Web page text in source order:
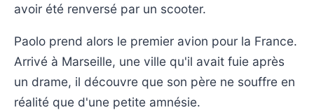
avoir été renversé par un scooter.
Paolo prend alors le premier avion pour la France.
Arrivé à Marseille, une ville qu'il avait fuie après
un drame, il découvre que son père ne souffre en
réalité que d'une petite amnésie.